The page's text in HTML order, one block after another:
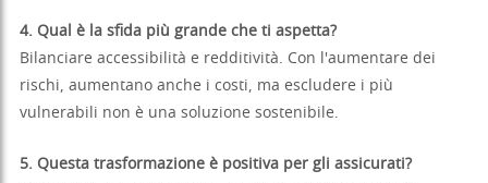
4. Qual è la sfida più grande che ti aspetta?
Bilanciare accessibilità e redditività. Con l'aumentare dei
rischi, aumentano anche i costi, ma escludere i più
vulnerabili non è una soluzione sostenibile.
5. Questa trasformazione è positiva per gli assicurati?